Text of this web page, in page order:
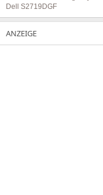
Dell S2719DGF